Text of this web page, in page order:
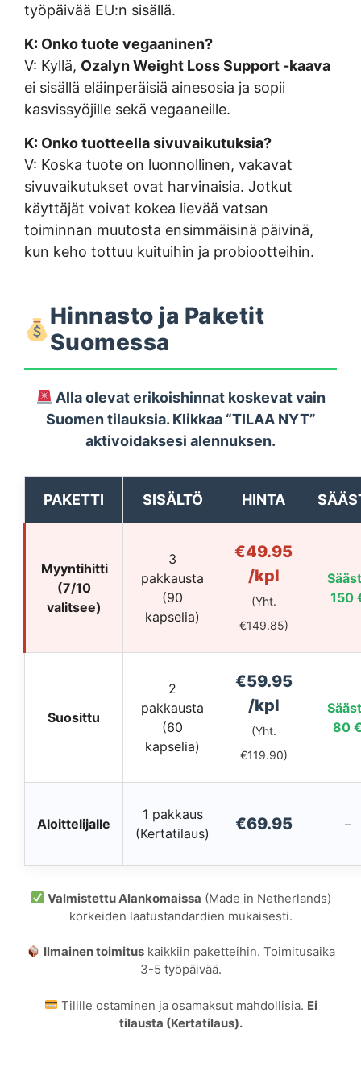
työpäivää EU:n sisällä.
K: Onko tuote vegaaninen?
V: Kyllä, Ozalyn Weight Loss Support -kaava
ei sisällä eläinperäisiä ainesosia ja sopii
kasvissyöjille sekä vegaaneille.
K: Onko tuotteella sivuvaikutuksia?
V: Koska tuote on luonnollinen, vakavat
sivuvaikutukset ovat harvinaisia. Jotkut
käyttäjät voivat kokea lievää vatsan
toiminnan muutosta ensimmäisinä päivinä,
kun keho tottuu kuituihin ja probiootteihin.
Hinnasto ja Paketit
Suomessa
Alla olevat erikoishinnat koskevat vain
Suomen tilauksia. Klikkaa “TILAA NYT”
aktivoidaksesi alennuksen.
PAKETTI SISÄLTÖ HINTA
Myyntihitti
(7/10
valitsee)
3
pakkausta
(90
kapselia)
€49.95
/kpl
(Yht.
€149.85)
150
Suosittu
2
pakkausta
(60
kapselia)
€59.95
/kpl
(Yht.
€119.90)
80
Aloittelijalle
1 pakkaus
(Kertatilaus)
€69.95 –
Valmistettu Alankomaissa (Made in Netherlands)
korkeiden laatustandardien mukaisesti.
Ilmainen toimituskaikkiin paketteihin. Toimitusaika
3-5 työpäivää.
Tilille ostaminen ja osamaksut mahdollisia. Ei
tilausta (Kertatilaus).